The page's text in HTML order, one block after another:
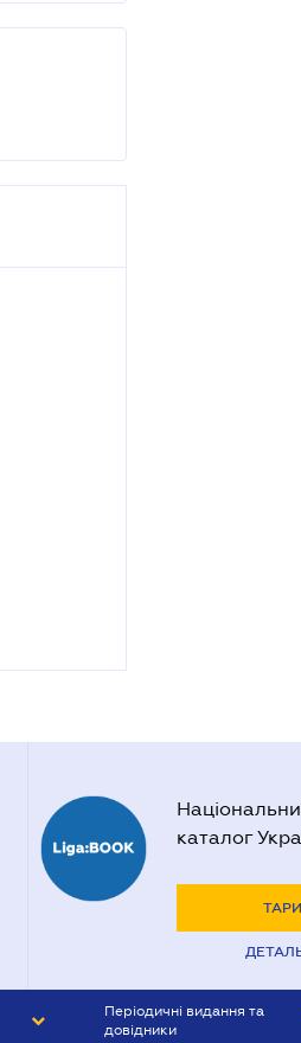
каталог
Періодичні видання та
довідники